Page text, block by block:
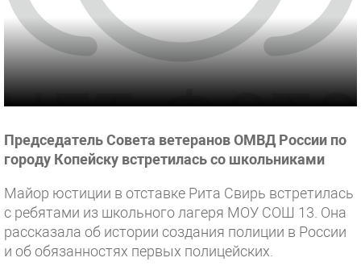
Председатель Совета ветеранов ОМВД России по
городу Копейску встретилась со школьниками
Майор юстиции в отставке Рита Свирь встретилась
с ребятами из школьного лагеря МОУ СОШ 13. Она
рассказала об истории создания полиции в России
и об обязанностях первых полицейских.